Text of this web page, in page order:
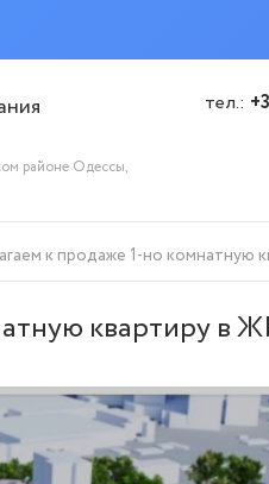
районе Одессы,
тел.:
к продаже 1-но комнатную
квартиру в